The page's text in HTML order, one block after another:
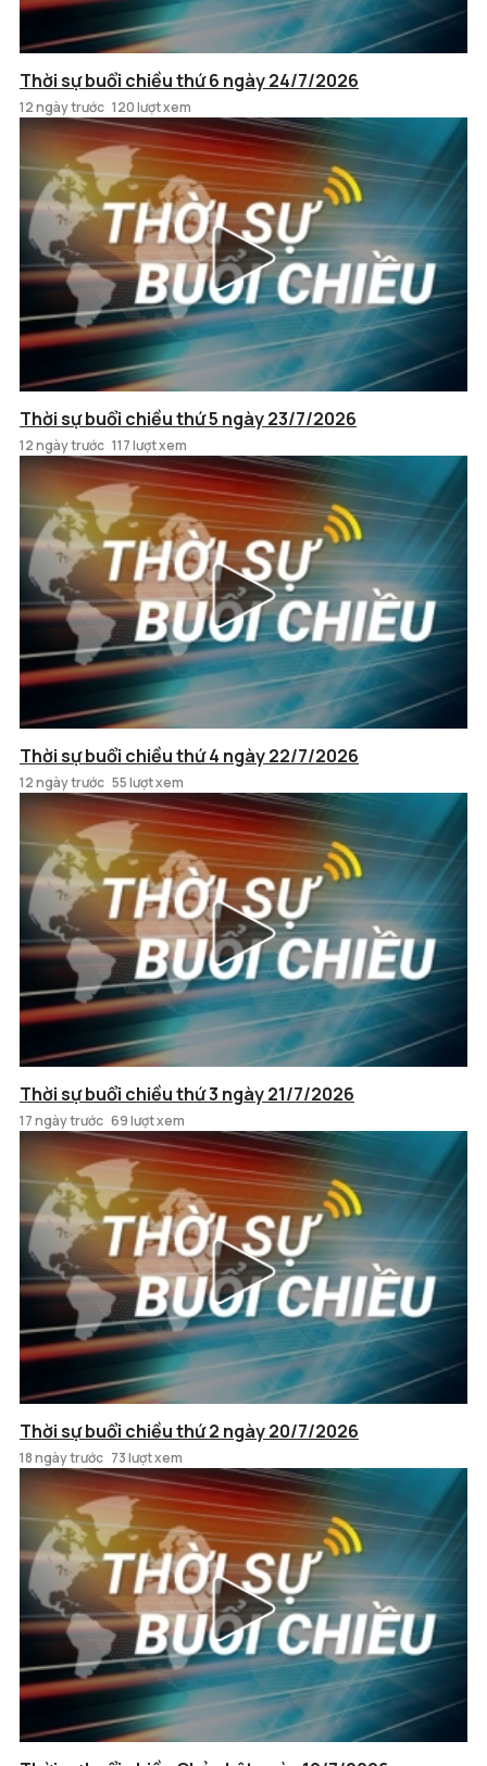
Thời sự buổi chiều thứ 6 ngày 24/7/2026
12 ngày trước 120 lượt xem
Thời sự buổi chiều thứ 5 ngày 23/7/2026
12 ngày trước 117 lượt xem
Thời sự buổi chiều thứ 4 ngày 22/7/2026
12 ngày trước 55 lượt xem
Thời sự buổi chiều thứ 3 ngày 21/7/2026
17 ngày trước 69 lượt xem
Thời sự buổi chiều thứ 2 ngày 20/7/2026
18 ngày trước 73 lượt xem